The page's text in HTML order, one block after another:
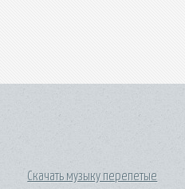
Скачать музыку перепетые